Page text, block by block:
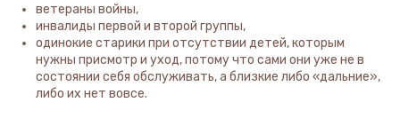
ветераны войны,
инвалиды первой и второй группы,
одинокие старики при отсутствии детей, которым
нужны присмотр и уход, потому что сами они уже не в
состоянии себя обслуживать, а близкие либо «дальние»,
либо их нет вовсе.